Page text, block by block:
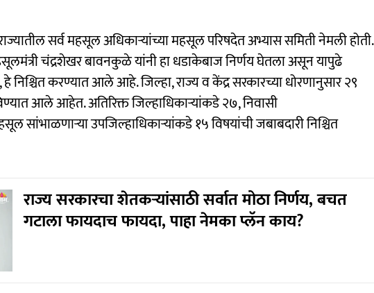
सर्व महसूल अधिकाऱ्यांच्या महसूल परिषदेत अभ्यास समिती नेमली होती.
चंद्रशेखर बावनकुळे यांनी हा धडाकेबाज निर्णय घेतला असून यापुढे
निश्चित करण्यात आले आहे. जिल्हा, राज्य व केंद्र सरकारच्या धोरणानुसार २९
आले आहेत. अतिरिक्त जिल्हाधिकाऱ्यांकडे २७, निवासी
सांभाळणाऱ्या उपजिल्हाधिकाऱ्यांकडे १५ विषयांची जबाबदारी निश्चित
राज्य सरकारचा शेतकऱ्यांसाठी सर्वात मोठा निर्णय, बचत
गटाला फायदाच फायदा, पाहा नेमका प्लॅन काय?